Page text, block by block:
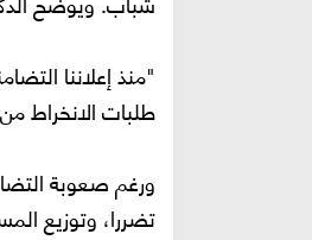
طلبات الانخراط
ورغم صعوبة
تضررا، وتوزيع